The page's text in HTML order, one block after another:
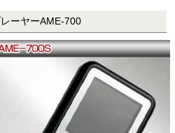
ーヤーAME-700